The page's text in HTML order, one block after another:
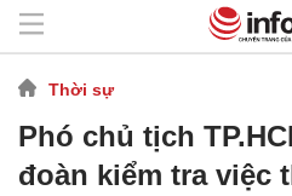
Thời sự
Phó chủ tịch
đoàn kiểm tra việc